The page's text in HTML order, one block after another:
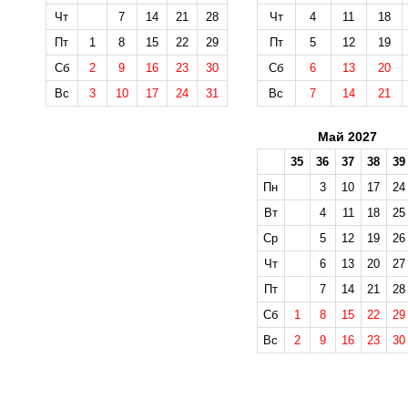
Чт
7 14 21
28
Пт
1 8 15 22
29
Сб
2 9 16 23
30
Вс
3 10 17 24 31
Чт
4 11
18
Пт
5 12
19
Сб
6 13
20
Вс
7 14 21
Май 2027
35 36 37 38
39
Пн
3 10 17
24
Вт
4 11 18
25
Ср
5 12 19
26
Чт
6 13 20
27
Пт
7 14 21
28
Сб
1 8 15 22
29
Вс
2 9 16 23 30